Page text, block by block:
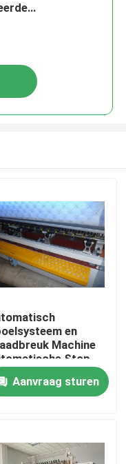
en
Machine
Stop
voor
Aanvraag sturen